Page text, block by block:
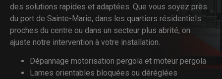
des solutions rapides et adaptées. Que vous soyez près
du port de Sainte-Marie, dans les quartiers résidentiels
proches du centre ou dans un secteur plus abrité, on
ajuste notre intervention à votre installation.
Dépannage motorisation pergola et moteur pergola
Lames orientables bloquées ou déréglées